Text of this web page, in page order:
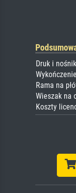
Druk i nośnik
Wykończenie
Rama na
Wieszak na
Koszty